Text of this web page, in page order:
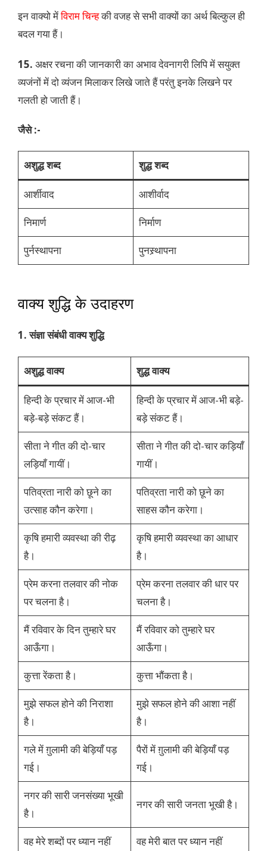
इन वाक्यो मेंविराम चिन्हकी वजह से सभी वाक्यों का अर्थ बिल्कुल ही
बदल गया हैं।
15. अक्षर रचना की जानकारी का अभाव देवनागरी लिपि में सयुक्त
व्यजंनों में दो व्यंजन मिलाकर लिखे जाते हैं परंतु इनके लिखने पर
गलती हो जाती हैं।
जैसे :-
अशुद्ध शब्द शुद्ध शब्द
आर्शीवाद आशीर्वाद
निमार्ण निर्माण
पुर्नस्थापना पुनस्र्थापना
वाक्य शुद्धि के उदाहरण
1. संज्ञा संबंधी वाक्य शुद्धि
अशुद्ध वाक्य शुद्ध वाक्य
हिन्दी के प्रचार में आज-भी
बड़े-बड़े संकट हैं।
हिन्दी के प्रचार में आज-भी बड़े-
बड़े संकट हैं।
सीता ने गीत की दो-चार
लड़ियाँ गायीं।
सीता ने गीत की दो-चार कड़ियाँ
गायीं।
पतिव्रता नारी को छूने का
उत्साह कौन करेगा।
पतिव्रता नारी को छूने का
साहस कौन करेगा।
कृषि हमारी व्यवस्था की रीढ़
है।
कृषि हमारी व्यवस्था का आधार
है।
प्रेम करना तलवार की नोक
पर चलना है।
प्रेम करना तलवार की धार पर
चलना है।
मैं रविवार के दिन तुम्हारे घर
आऊँगा।
मैं रविवार को तुम्हारे घर
आऊँगा।
कुत्ता रेंकता है। कुत्ता भौंकता है।
मुझे सफल होने की निराशा
है।
मुझे सफल होने की आशा नहीं
है।
गले में ग़ुलामी की बेड़ियाँ पड़
गई।
पैरों में ग़ुलामी की बेड़ियाँ पड़
गई।
नगर की सारी जनसंख्या भूखी
है।
नगर की सारी जनता भूखी है।
वह मेरे शब्दों पर ध्यान नहीं
वह मेरी बात पर ध्यान नहीं